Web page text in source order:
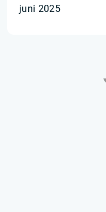
juni 2025